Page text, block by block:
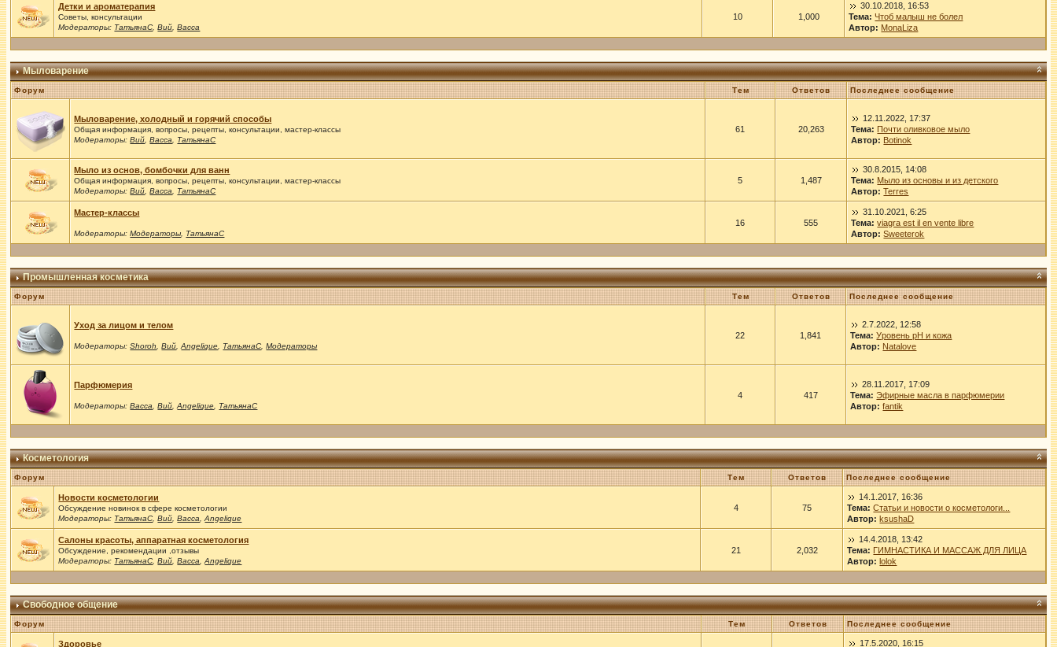
Детки и ароматерапия
Советы, консультации
Модераторы: ТатьянаС ,Вий ,Васса
10 1,000
30.10.2018, 16:53
Тема: Чтоб малыш не болел
Автор: MonaLiza
Мыловарение
Форум Тем Ответов Последнее сообщение
Мыловарение, холодный и горячий способы
Общая информация, вопросы, рецепты, консультации, мастер-классы
Модераторы:Вий ,Васса ТатьянаС
61 20,263
12.11.2022, 17:37
Тема: Почти оливковое мыло
Автор: Botinok
Мыло из основ, бомбочки для ванн
Общая информация, вопросы, рецепты, консультации, мастер-классы
Модераторы:Вий ,Васса ТатьянаС
5 1,487
30.8.2015, 14:08
Тема: Мыло из основы и из детского
Автор: Terres
Мастер-классы
Модераторы:Модераторы ТатьянаС
16 555
31.10.2021, 6:25
Тема: viagra est il en vente libre
Автор: Sweeterok
Промышленная косметика
Форум Тем Ответов Последнее сообщение
Уход за лицом и телом
Модераторы:Shoroh ,Вий ,Angelique ТатьянаС ,Модераторы
22 1,841
2.7.2022, 12:58
Тема: Уровень рН и кожа
Автор: Natalove
Парфюмерия
Модераторы:Васса ,Вий ,Angelique ТатьянаС
4 417
28.11.2017, 17:09
Тема: Эфирные масла в парфюмерии
Автор: fantik
Косметология
Форум Тем Ответов Последнее сообщение
Новости косметологии
Обсуждение новинок в сфере косметологии
Модераторы: ТатьянаС ,Вий ,Васса ,Angelique
4 75
14.1.2017, 16:36
Тема: Статьи и новости о косметологи...
Автор: ksushaD
Салоны красоты, аппаратная косметология
Обсуждение, рекомендации ,отзывы
Модераторы: ТатьянаС ,Вий ,Васса ,Angelique
21 2,032
14.4.2018, 13:42
Тема: ГИМНАСТИКА И МАССАЖ ДЛЯ ЛИЦА
Автор: lolok
Свободное общение
Форум Тем Ответов Последнее сообщение
Здоровье 17.5.2020, 16:15